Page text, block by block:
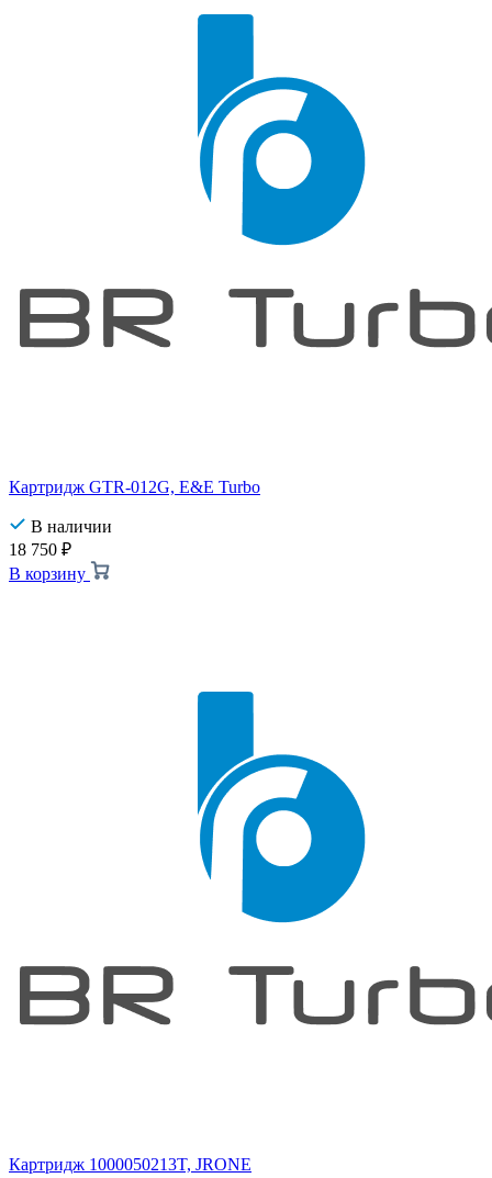
Картридж GTR-012G, E&E Turbo
В наличии
18 750 ₽
В корзину
Картридж 1000050213T, JRONE